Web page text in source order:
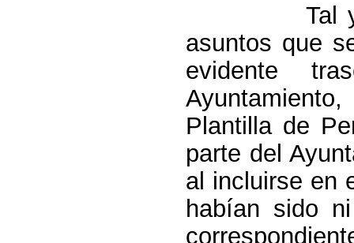
Tal y
asuntos que
evidente
Plantilla de
parte del
al incluirse en
habían sido